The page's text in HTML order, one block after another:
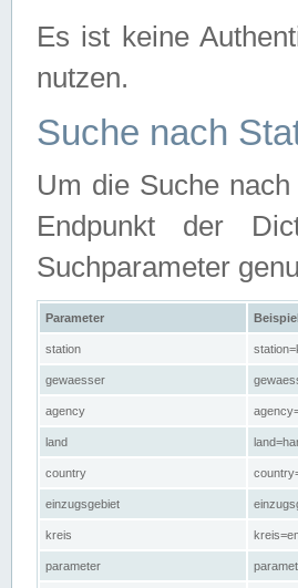
Es ist keine
nutzen.
Suche nach
Um die Suche
Endpunkt der
Suchparameter
Parameter
station
gewaesser
agency
land
country
einzugsgebiet
kreis
parameter